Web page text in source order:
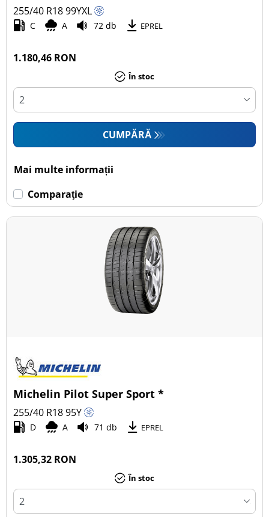
255/40 R1899YXL
C A 72 db EPREL
1.180,46 RON
În stoc
CUMPĂRĂ
Mai multe informații
Comparaţie
Michelin Pilot Super Sport *
255/40 R1895Y
D A 71 db EPREL
1.305,32 RON
În stoc